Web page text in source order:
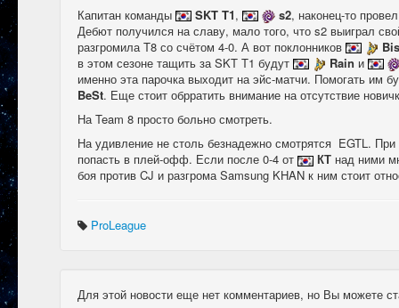
Капитан команды
SKT T1, s2, наконец-то
Дебют получился на славу, мало того, что s2 выиграл
разгромила T8 со счётом 4-0. А вот поклонников
в этом сезоне тащить за SKT T1 будут
Rain и
именно эта парочка выходит на эйс-матчи. Помогать им
BeSt. Еще стоит обрратить внимание на отсутствие
На Team 8 просто больно смотреть.
На удивление не столь безнадежно смотрятся EGTL.
попасть в плей-офф. Если после 0-4 от
КТ над ними
боя против CJ и разгрома Samsung KHAN к ним стоит
ProLeague
Для этой новости еще нет комментариев, но Вы можете